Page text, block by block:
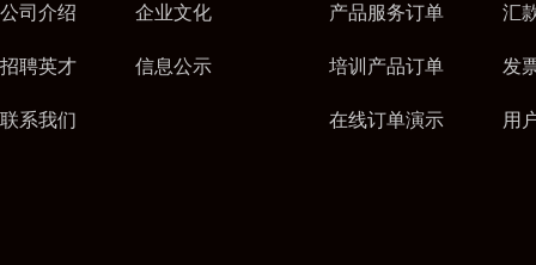
公司介绍 企业文化
招聘英才 信息公示
联系我们
产品服务订单 汇
培训产品订单 发
在线订单演示 用